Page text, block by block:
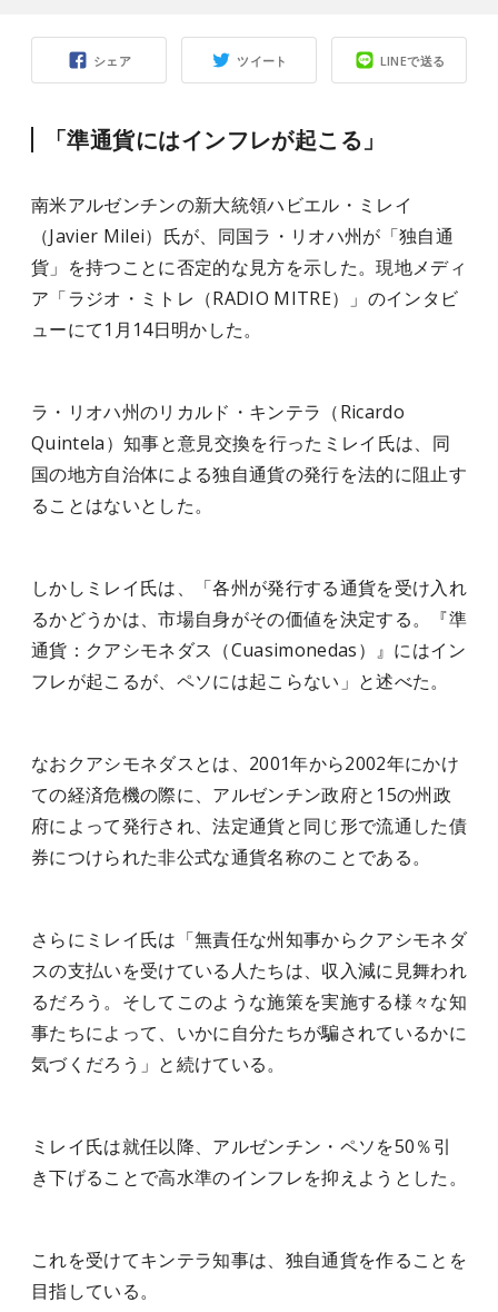
シェア ツイート LINEで送る
「準通貨にはインフレが起こる」
南米アルゼンチンの新大統領ハビエル・ミレイ
（Javier Milei）氏が、同国ラ・リオハ州が「独自通
貨」を持つことに否定的な見方を示した。現地メディ
ア「ラジオ・ミトレ（RADIO MITRE）」のインタビ
ューにて1月14日明かした。
ラ・リオハ州のリカルド・キンテラ（Ricardo
Quintela）知事と意見交換を行ったミレイ氏は、同
国の地方自治体による独自通貨の発行を法的に阻止す
ることはないとした。
しかしミレイ氏は、「各州が発行する通貨を受け入れ
るかどうかは、市場自身がその価値を決定する。『準
通貨：クアシモネダス（Cuasimonedas）』にはイン
フレが起こるが、ペソには起こらない」と述べた。
なおクアシモネダスとは、2001年から2002年にかけ
ての経済危機の際に、アルゼンチン政府と15の州政
府によって発行され、法定通貨と同じ形で流通した債
券につけられた非公式な通貨名称のことである。
さらにミレイ氏は「無責任な州知事からクアシモネダ
スの支払いを受けている人たちは、収入減に見舞われ
るだろう。そしてこのような施策を実施する様々な知
事たちによって、いかに自分たちが騙されているかに
気づくだろう」と続けている。
ミレイ氏は就任以降、アルゼンチン・ペソを50％引
き下げることで高水準のインフレを抑えようとした。
これを受けてキンテラ知事は、独自通貨を作ることを
目指している。